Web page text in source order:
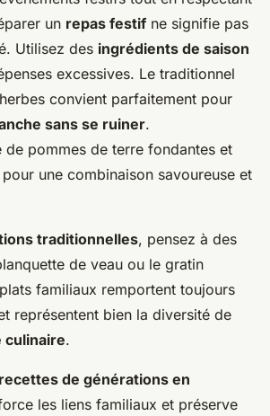
un repas festif ne signifie pas
Utilisez des ingrédients de saison
excessives. Le traditionnel
convient parfaitement pour
sans se ruiner.
pommes de terre fondantes et
une combinaison savoureuse et
traditionnelles, pensez à des
de veau ou le gratin
familiaux remportent toujours
représentent bien la diversité de
culinaire.
recettes de générations en
les liens familiaux et préserve